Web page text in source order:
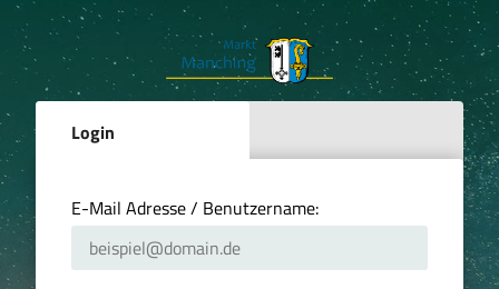
Login
E-Mail Adresse / Benutzername: